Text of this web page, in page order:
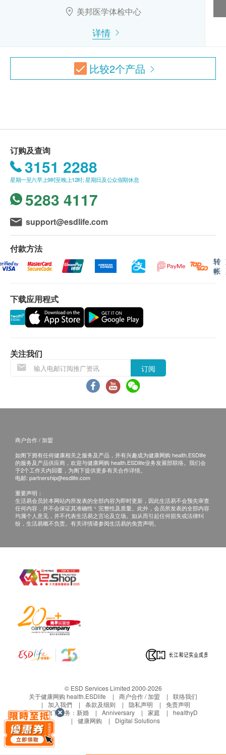
胃蛋白酶原 II
医护人员(注册西医或注册护士等)讲解报告
签署者的身份证明文件副本，经核实无误后可提供
B.16歳至未满18岁者：
预先取同意书并由家长或监护人签署妥当，可接受
客人自行到中心，出示已签署的同意书及签署者的
身份证明文件副本核实无误后可提供服务。
亦会在场解答问题及提供协助。如医生认为不适合注
射疫苗，将取消此计划的服务，全数费用退回。
*疫苗注射均由注册医生/医护人员负责注射程序及此
服务隻适用于佐敦检验中心 (办公时间：星期一、三
及六；下午2时至6时)。
备注：
医生讲解报告
分店查询。
如果客户已完成电话或面解服务，若再要求讲解，
客户若体检后3个月内不提取报告，所有报告一律
作销毁处理及不会存底，客户如需额外索取报告複
印本 (体检后3个月内)，将收取$150行政费。注
客人需自行承担邮寄报告之风险。
所有身体检查并非作为医务诊断或治疗用途，如需
撰写医生转介信，将作额外收费，价钱请向美邦查
跟进检查报告， 工作天不包括星期六、日及公众
假期。 轮侯报告讲解时间会因应不同情况 (如个别
化验项目所需时间或客人指明特定时段) 而有所延
长。
如客人选择收电子报告*，报告时间可加快至14个
工作天内出报告(包括超声波及心电图)，但个别报
告则不包括在内，例如基因检测或mRNA等。客人
由选择电话讲解或面对面讲解。 *客人即使选择电
mRNA检查需21个工作天跟进检查报告。
所有健康检查/服务并非作为医务诊断或治疗用
途。当阁下身体健康出现任何疾病征兆时，应立即
咨询有认可资格的医生，作出诊断及治疗。
本服务/产品由商户提供。生活易【健康网购
health.ESDlife】并没有经营或提供本服务/产品。
产品而引致的损失、损害、受伤或法律诉讼，健康
网购health.ESDlife概不负责。一切有关的索偿或
查询，须向提供服务之体检中心或商户提出。
美邦医学体检中心
详情
比较2个产品
订购及查询
3151 2288
星期一至六早上9时至晚上12时; 星期日及公众假期休息
5283 4117
support@esdlife.com
付款方法
转
帐
下载应用程式
关注我们
订阅
商户合作 / 加盟
如阁下拥有任何健康相关之服务及产品，并有兴趣成为健康网购 health.ESDlife
的服务及产品供应商，欢迎与健康网购 health.ESDlife业务发展部联络。我们会
于2个工作天内回覆，为阁下提供更多有关合作详情。
电邮: partnership@esdlife.com
重要声明：
生活易会员於本网站内所发表的全部内容为即时更新，因此生活易不会预先审查
任何内容，并不会保证其准确性丶完整性及质量。此外，会员所发表的全部内容
均属个人意见，并不代表生活易之言论及立场。如从而引起任何损失或法律纠
纷，生活易概不负责。有关详情请参阅生活易的免责声明。
© ESD Services Limited 2000-2026
关于健康网购 health.ESDlife
商户合作 / 加盟
联络我们
加入我們
条款及细则 隐私声明
免责声明
生活易旗下业务： 新婚 Anniversary 家庭
healthyD
健康网购
Digital Solutions